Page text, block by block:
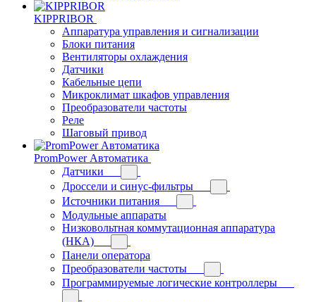
KIPPRIBOR
Аппаратура управления и сигнализации
Блоки питания
Вентиляторы охлаждения
Датчики
Кабельные цепи
Микроклимат шкафов управления
Преобразователи частоты
Реле
Шаговый привод
PromPower Автоматика
Датчики
Дроссели и синус-фильтры
Источники питания
Модульные аппараты
Низковольтная коммутационная аппаратура
(НКА)
Панели оператора
Преобразователи частоты
Программируемые логические контроллеры